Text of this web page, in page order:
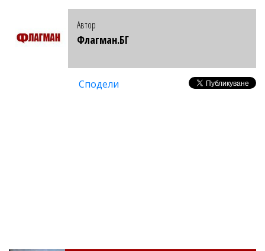
Автор
Флагман.БГ
Сподели